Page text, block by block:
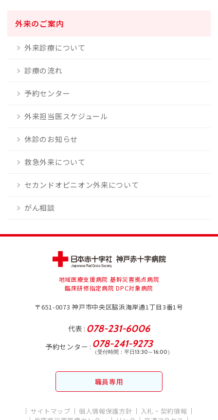
外来のご案内
外来診療について
診療の流れ
予約センター
外来担当医スケジュール
休診のお知らせ
救急外来について
セカンドオピニオン外来について
がん相談
地域医療支援病院 基幹災害拠点病院
臨床研修指定病院 DPC対象病院
〒651-0073神戸市中央区脇浜海岸通1丁目3番1号
代表 078-231-6006
予約センター 078-241-9273
（受付時間：平日13:30～16:00）
職員専用
サイトマップ 個人情報保護方針
入札・契約情報